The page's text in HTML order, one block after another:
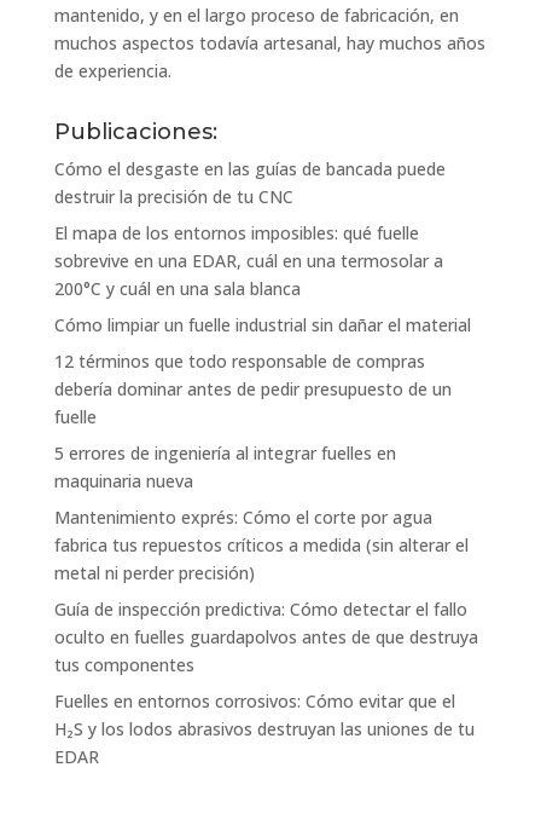
mantenido, y en el largo proceso de fabricación, en
muchos aspectos todavía artesanal, hay muchos años
de experiencia.
Publicaciones:
Cómo el desgaste en las guías de bancada puede
destruir la precisión de tu CNC
El mapa de los entornos imposibles: qué fuelle
sobrevive en una EDAR, cuál en una termosolar a
200°C y cuál en una sala blanca
Cómo limpiar un fuelle industrial sin dañar el material
12 términos que todo responsable de compras
debería dominar antes de pedir presupuesto de un
fuelle
5 errores de ingeniería al integrar fuelles en
maquinaria nueva
Mantenimiento exprés: Cómo el corte por agua
fabrica tus repuestos críticos a medida (sin alterar el
metal ni perder precisión)
Guía de inspección predictiva: Cómo detectar el fallo
oculto en fuelles guardapolvos antes de que destruya
tus componentes
Fuelles en entornos corrosivos: Cómo evitar que el
H₂S y los lodos abrasivos destruyan las uniones de tu
EDAR